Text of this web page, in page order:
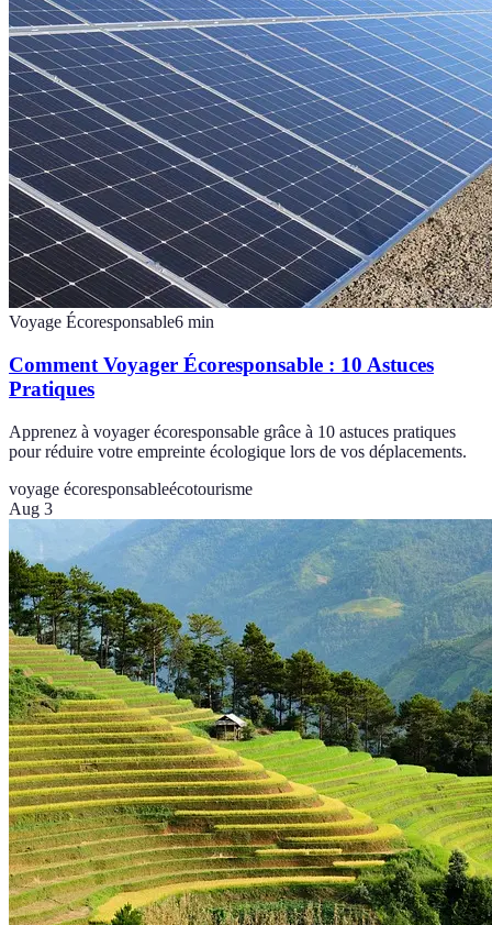
Voyage Écoresponsable6 min
Comment Voyager Écoresponsable : 10 Astuces
Pratiques
Apprenez à voyager écoresponsable grâce à 10 astuces pratiques
pour réduire votre empreinte écologique lors de vos déplacements.
voyage écoresponsableécotourisme
Aug 3